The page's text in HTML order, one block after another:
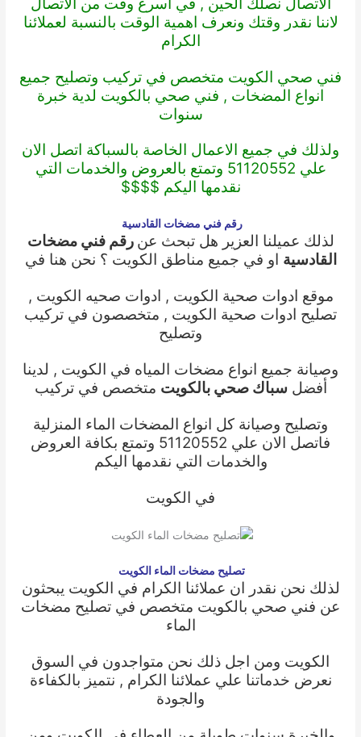
لاننا نقدر وقتك ونعرف اهمية الوقت بالنسبة لعملائنا
الكرام
فني صحي الكويت متخصص في تركيب وتصليح جميع
انواع المضخات , فني صحي بالكويت لدية خبرة
سنوات
ولذلك في جميع الاعمال الخاصة بالسباكة اتصل الان
علي 51120552 وتمتع بالعروض والخدمات التي
نقدمها اليكم $$$$
رقم فني مضخات القادسية
لذلك عميلنا العزير هل تبحث عن رقم فني مضخات
القادسية او في جميع مناطق الكويت ؟ نحن هنا في
موقع ادوات صحية الكويت , ادوات صحيه الكويت ,
تصليح ادوات صحية الكويت , متخصصون في تركيب
وتصليح
وصيانة جميع انواع مضخات المياه في الكويت , لدينا
أفضل سباك صحي بالكويت متخصص في تركيب
وتصليح وصيانة كل انواع المضخات الماء المنزلية
فاتصل الان علي 51120552 وتمتع بكافة العروض
والخدمات التي نقدمها اليكم
في الكويت
تصليح مضخات الماء الكويت
لذلك نحن نقدر ان عملائنا الكرام في الكويت يبحثون
عن فني صحي بالكويت متخصص في تصليح مضخات
الماء
الكويت ومن اجل ذلك نحن متواجدون في السوق
نعرض خدماتنا علي عملائنا الكرام , نتميز بالكفاءة
والجودة